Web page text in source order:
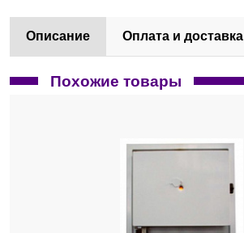
Описание Оплата и доставка
Похожие товары